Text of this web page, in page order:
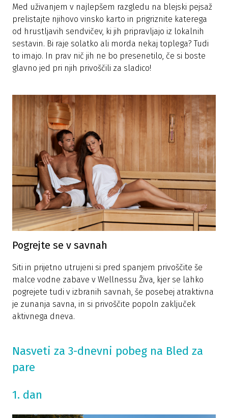
Med uživanjem v najlepšem razgledu na blejski pejsaž
prelistajte njihovo vinsko karto in prigriznite katerega
od hrustljavih sendvičev, ki jih pripravljajo iz lokalnih
sestavin. Bi raje solatko ali morda nekaj toplega? Tudi
to imajo. In prav nič jih ne bo presenetilo, če si boste
glavno jed pri njih privoščili za sladico!
Pogrejte se v savnah
Siti in prijetno utrujeni si pred spanjem privoščite še
malce vodne zabave v Wellnessu Živa, kjer se lahko
pogrejete tudi v izbranih savnah, še posebej atraktivna
je zunanja savna, in si privoščite popoln zaključek
aktivnega dneva.
Nasveti za 3-dnevni pobeg na Bled za
pare
1. dan